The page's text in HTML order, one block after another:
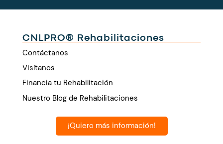
CNLPRO® Rehabilitaciones
Contáctanos
Visítanos
Financia tu Rehabilitación
Nuestro Blog de Rehabilitaciones
¡Quiero más información!